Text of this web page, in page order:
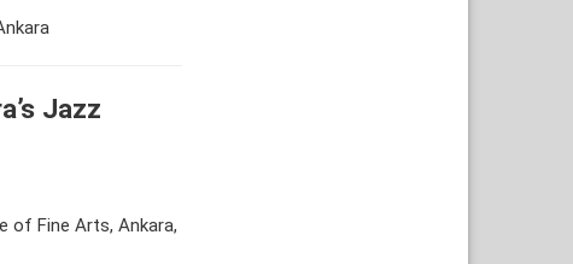
Jazz
of Fine Arts, Ankara,